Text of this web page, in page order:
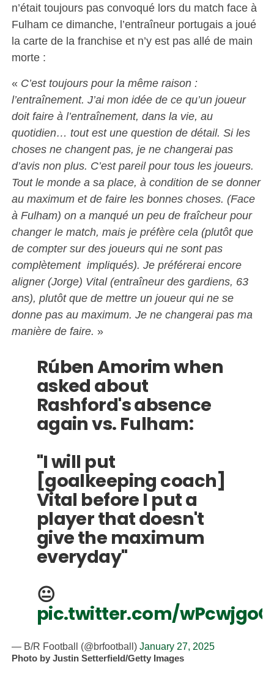
n’était toujours pas convoqué lors du match face à
Fulham ce dimanche, l’entraîneur portugais a joué
la carte de la franchise et n’y est pas allé de main
morte :
« C’est toujours pour la même raison :
l’entraînement. J’ai mon idée de ce qu’un joueur
doit faire à l’entraînement, dans la vie, au
quotidien… tout est une question de détail. Si les
choses ne changent pas, je ne changerai pas
d’avis non plus. C’est pareil pour tous les joueurs.
Tout le monde a sa place, à condition de se donner
au maximum et de faire les bonnes choses. (Face
à Fulham) on a manqué un peu de fraîcheur pour
changer le match, mais je préfère cela (plutôt que
de compter sur des joueurs qui ne sont pas
complètement impliqués). Je préférerai encore
aligner (Jorge) Vital (entraîneur des gardiens, 63
ans), plutôt que de mettre un joueur qui ne se
donne pas au maximum. Je ne changerai pas ma
manière de faire. »
Rúben Amorim when
asked about
Rashford's absence
again vs. Fulham:
"I will put
[goalkeeping coach]
Vital before I put a
player that doesn't
give the maximum
everyday"
😐
pic.twitter.com/
— B/R Football (@brfootball) January 27, 2025
Photo by Justin Setterfield/Getty Images